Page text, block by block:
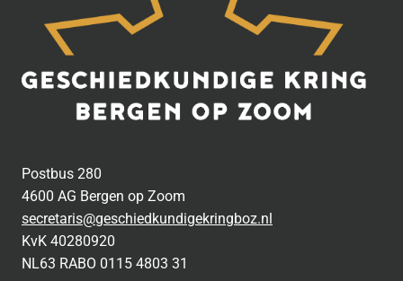
Postbus 280
4600 AG Bergen op Zoom
secretaris@geschiedkundigekringboz.nl
KvK 40280920
NL63 RABO 0115 4803 31